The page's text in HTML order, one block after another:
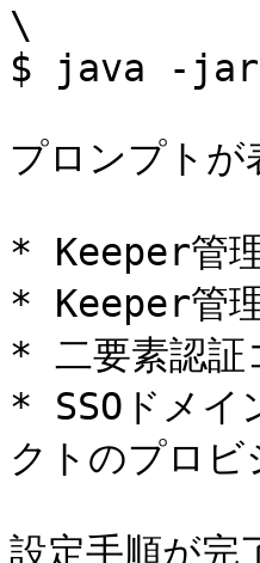
\
$ java -jar
プロンプトが
* Keeper管
* Keeper管
* 二要素認証
* SSOドメイ
クトのプロ
設定手順が完